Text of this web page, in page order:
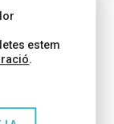
estem
.